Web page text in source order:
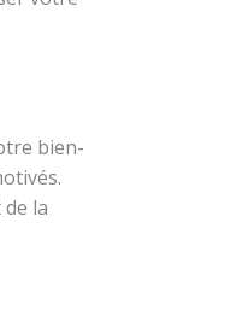
bien-
la